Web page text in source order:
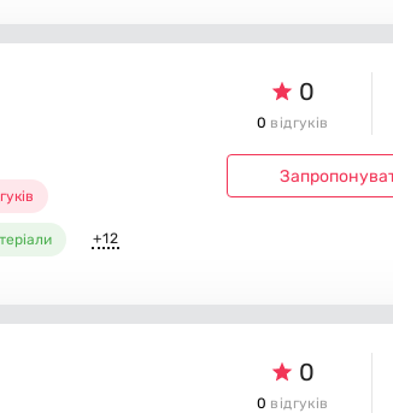
+12
0
0 відгуків
0
0 відгуків